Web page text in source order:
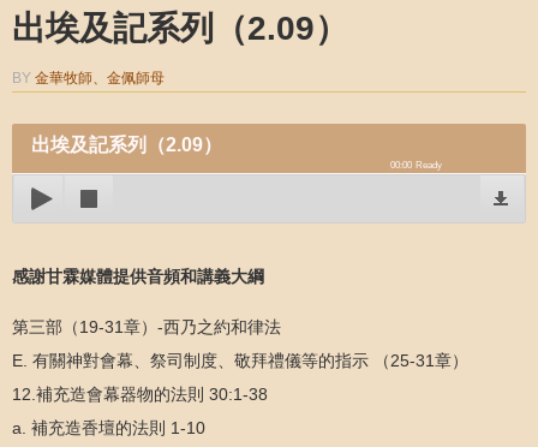
出埃及記系列（2.09）
BY 金華牧師、金佩師母
出埃及記系列（2.09）
00:00 Ready
感謝甘霖媒體提供音頻和講義大綱
第三部（19-31章）-西乃之約和律法
E. 有關神對會幕、祭司制度、敬拜禮儀等的指示 （25-31章）
12.補充造會幕器物的法則 30:1-38
a. 補充造香壇的法則 1-10